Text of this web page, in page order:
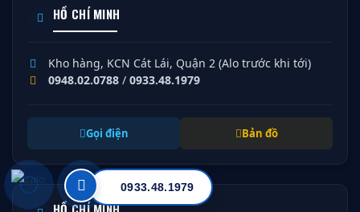
HỒ CHÍ MINH
Kho hàng, KCN Cát Lái, Quận 2 (Alo trước khi tới)
0948.02.0788 / 0933.48.1979
Gọi điện Bản đồ
0933.48.1979